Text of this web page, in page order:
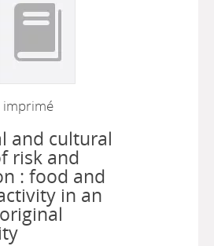
imprimé
and cultural
risk and
: food and
in an